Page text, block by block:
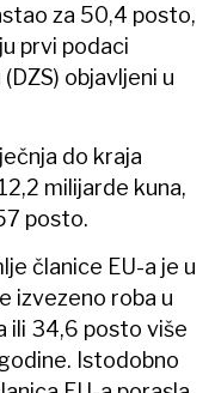
za 50,4 posto,
prvi podaci
objavljeni u
do kraja
milijarde kuna,
posto.
članice EU-a je u
izvezeno roba u
ili 34,6 posto više
Istodobno